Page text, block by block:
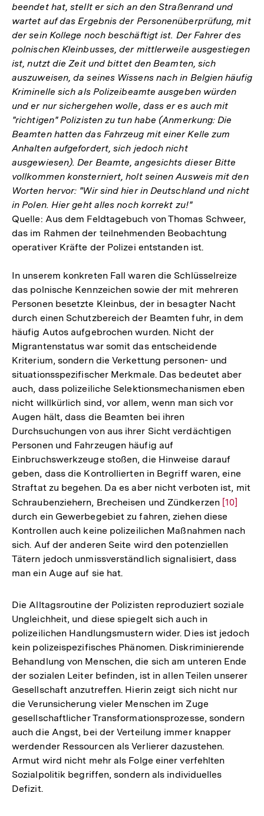
beendet hat, stellt er sich an den Straßenrand und
wartet auf das Ergebnis der Personenüberprüfung, mit
der sein Kollege noch beschäftigt ist. Der Fahrer des
polnischen Kleinbusses, der mittlerweile ausgestiegen
ist, nutzt die Zeit und bittet den Beamten, sich
auszuweisen, da seines Wissens nach in Belgien häufig
Kriminelle sich als Polizeibeamte ausgeben würden
und er nur sichergehen wolle, dass er es auch mit
"richtigen" Polizisten zu tun habe (Anmerkung: Die
Beamten hatten das Fahrzeug mit einer Kelle zum
Anhalten aufgefordert, sich jedoch nicht
ausgewiesen). Der Beamte, angesichts dieser Bitte
vollkommen konsterniert, holt seinen Ausweis mit den
Worten hervor: "Wir sind hier in Deutschland und nicht
in Polen. Hier geht alles noch korrekt zu!"
Quelle: Aus dem Feldtagebuch von Thomas Schweer,
das im Rahmen der teilnehmenden Beobachtung
operativer Kräfte der Polizei entstanden ist.
In unserem konkreten Fall waren die Schlüsselreize
das polnische Kennzeichen sowie der mit mehreren
Personen besetzte Kleinbus, der in besagter Nacht
durch einen Schutzbereich der Beamten fuhr, in dem
häufig Autos aufgebrochen wurden. Nicht der
Migrantenstatus war somit das entscheidende
Kriterium, sondern die Verkettung personen- und
situationsspezifischer Merkmale. Das bedeutet aber
auch, dass polizeiliche Selektionsmechanismen eben
nicht willkürlich sind, vor allem, wenn man sich vor
Augen hält, dass die Beamten bei ihren
Durchsuchungen von aus ihrer Sicht verdächtigen
Personen und Fahrzeugen häufig auf
Einbruchswerkzeuge stoßen, die Hinweise darauf
geben, dass die Kontrollierten in Begriff waren, eine
Straftat zu begehen. Da es aber nicht verboten ist, mit
Schraubenziehern, Brecheisen und Zündkerzen Zur
der
Fußnote
[10]
durch ein Gewerbegebiet zu fahren, ziehen diese
Kontrollen auch keine polizeilichen Maßnahmen nach
sich. Auf der anderen Seite wird den potenziellen
Tätern jedoch unmissverständlich signalisiert, dass
man ein Auge auf sie hat.
Die Alltagsroutine der Polizisten reproduziert soziale
Ungleichheit, und diese spiegelt sich auch in
polizeilichen Handlungsmustern wider. Dies ist jedoch
kein polizeispezifisches Phänomen. Diskriminierende
Behandlung von Menschen, die sich am unteren Ende
der sozialen Leiter befinden, ist in allen Teilen unserer
Gesellschaft anzutreffen. Hierin zeigt sich nicht nur
die Verunsicherung vieler Menschen im Zuge
gesellschaftlicher Transformationsprozesse, sondern
auch die Angst, bei der Verteilung immer knapper
werdender Ressourcen als Verlierer dazustehen.
Armut wird nicht mehr als Folge einer verfehlten
Sozialpolitik begriffen, sondern als individuelles
Defizit.